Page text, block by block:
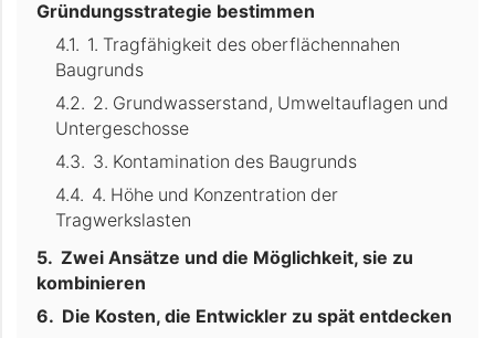
Gründungsstrategie bestimmen
1. Tragfähigkeit des oberflächennahen
Baugrunds
2. Grundwasserstand, Umweltauflagen und
Untergeschosse
3. Kontamination des Baugrunds
4. Höhe und Konzentration der
Tragwerkslasten
Zwei Ansätze und die Möglichkeit, sie zu
kombinieren
Die Kosten, die Entwickler zu spät entdecken